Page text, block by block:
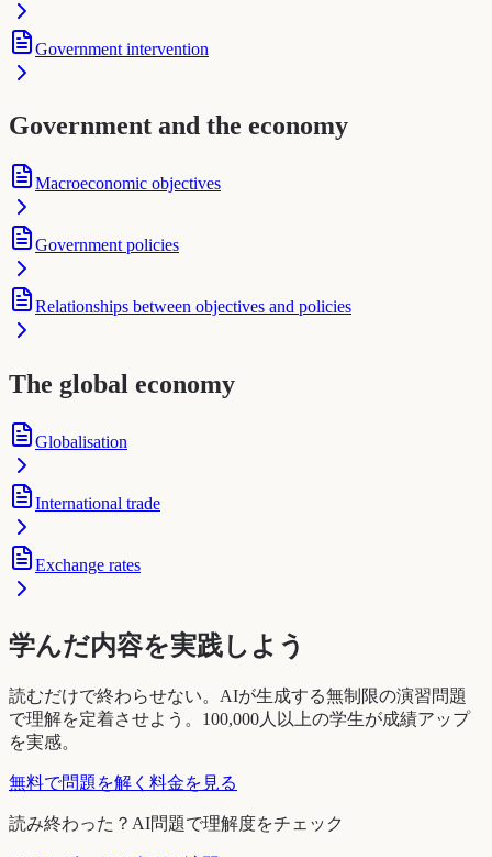
Government intervention
Government and the economy
Macroeconomic objectives
Government policies
Relationships between objectives and policies
The global economy
Globalisation
International trade
Exchange rates
学んだ内容を実践しよう
読むだけで終わらせない。AIが生成する無制限の演習問題
で理解を定着させよう。100,000人以上の学生が成績アップ
を実感。
無料で問題を解く 料金を見る
読み終わった？AI問題で理解度をチェック